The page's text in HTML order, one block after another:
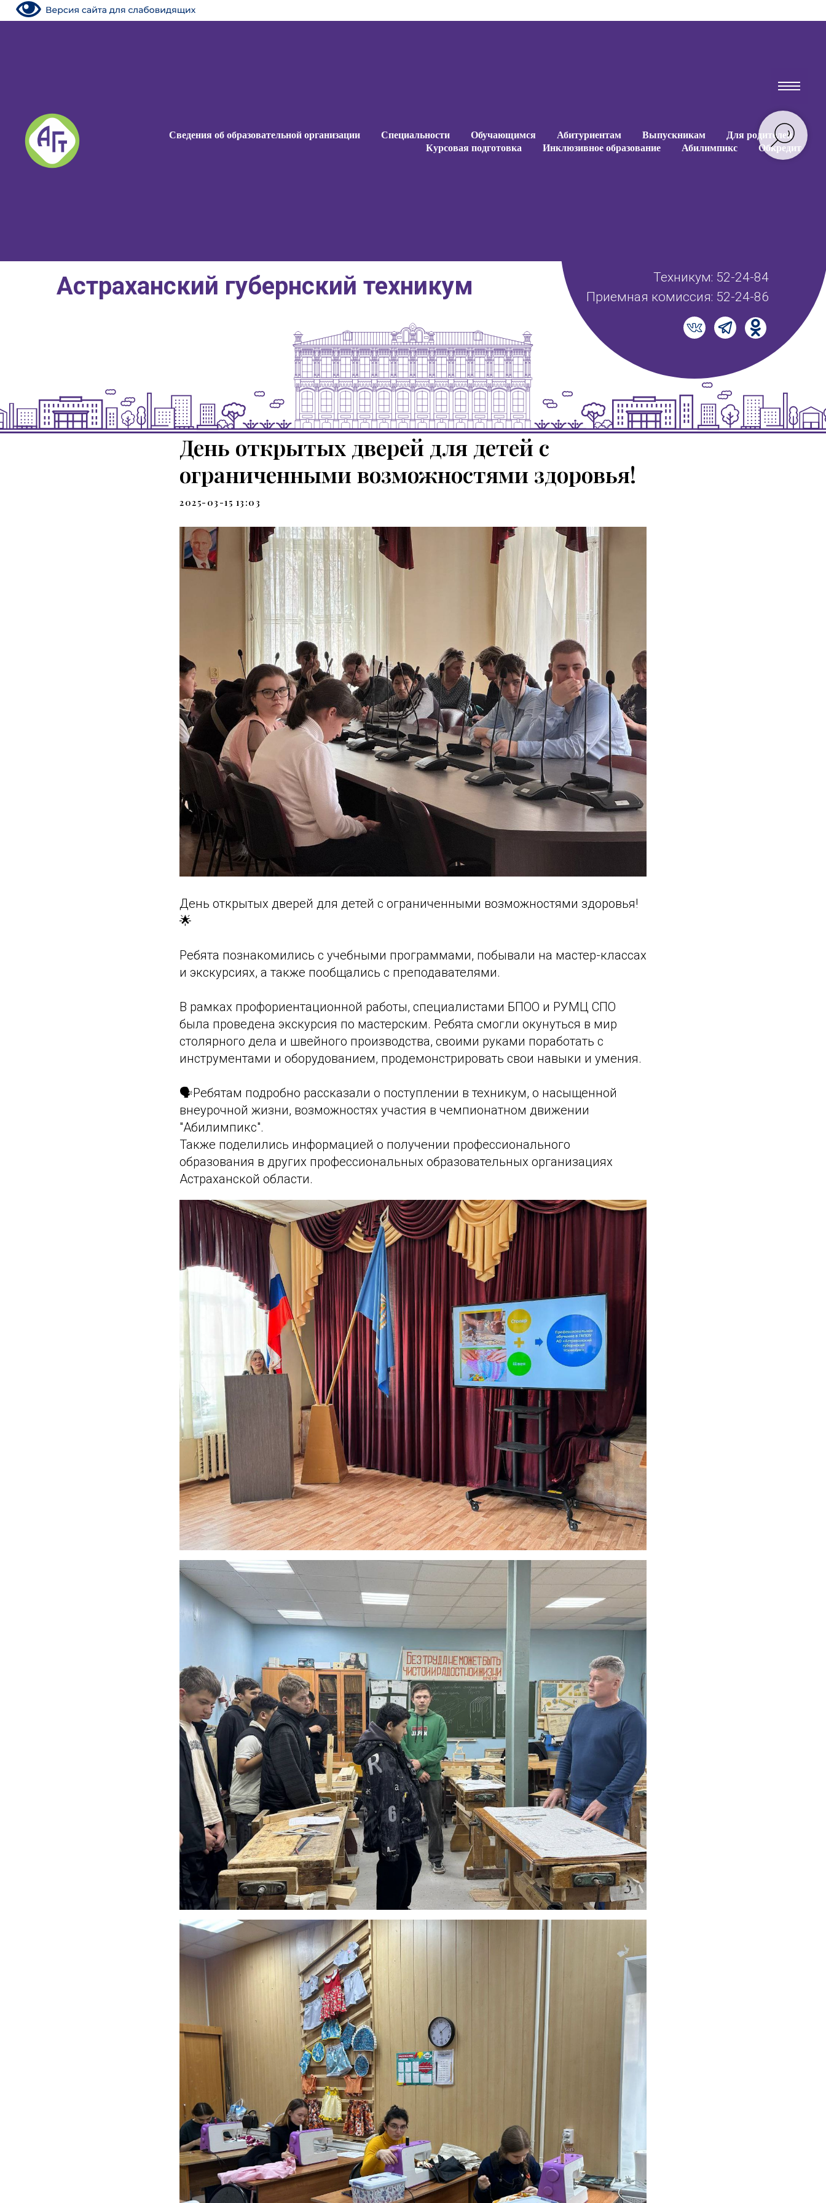
Сведения об образовательной организации Специальности Обучающимся Абитуриентам Выпускникам
Для родителей
Курсовая подготовка
Инклюзивное образование Абилимпикс Обкредит
Астраханский губернский техникум
Техникум: 52-24-84
Приемная комиссия: 52-24-86
День открытых дверей для детей с
ограниченными возможностями здоровья!
2025-03-15 13:03
День открытых дверей для детей с ограниченными возможностями здоровья!
🌟
Ребята познакомились с учебными программами, побывали на мастер-классах
и экскурсиях, а также пообщались с преподавателями.
В рамках профориентационной работы, специалистами БПОО и РУМЦ СПО
была проведена экскурсия по мастерским. Ребята смогли окунуться в мир
столярного дела и швейного производства, своими руками поработать с
инструментами и оборудованием, продемонстрировать свои навыки и умения.
🗣️Ребятам подробно рассказали о поступлении в техникум, о насыщенной
внеурочной жизни, возможностях участия в чемпионатном движении
"Абилимпикс".
Также поделились информацией о получении профессионального
образования в других профессиональных образовательных организациях
Астраханской области.